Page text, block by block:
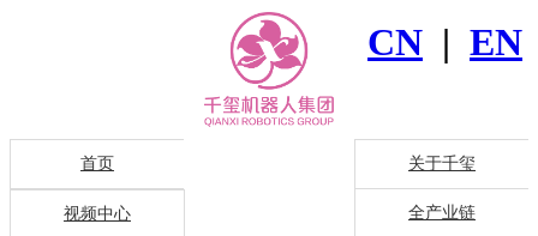
CN | EN
首页 关于千玺
视频中心 全产业链